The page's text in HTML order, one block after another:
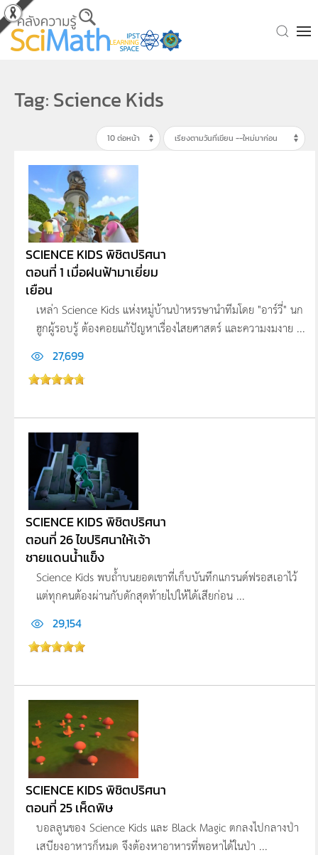
Skip to main content
Tag: Science Kids
SCIENCE KIDS พิชิตปริศนา
ตอนที่ 1 เมื่อฝนฟ้ามาเยี่ยม
เยือน
เหล่า Science Kids แห่งหมู่บ้านป่าหรรษานำทีมโดย "อาร์วี่" นก
ฮูกผู้รอบรู้ ต้องคอยแก้ปัญหาเรื่องไสยศาสตร์ และความงมงาย ...
27,699
SCIENCE KIDS พิชิตปริศนา
ตอนที่ 26 ไขปริศนาให้เจ้า
ชายแดนน้ำแข็ง
Science Kids พบถ้ำบนยอดเขาที่เก็บบันทึกแกรนด์ฟรอสเอาไ­ว้
แต่ทุกคนต้องผ่านกับดักสุดท้ายไปให้ได้เสี­ยก่อน ...
29,154
SCIENCE KIDS พิชิตปริศนา
ตอนที่ 25 เห็ดพิษ
บอลลูนของ Science Kids และ Black Magic ตกลงไปกลางป่า
เสบียงอาหารก็หมด จึงต้องหาอาหารที่พอหาได้ในป่า ...